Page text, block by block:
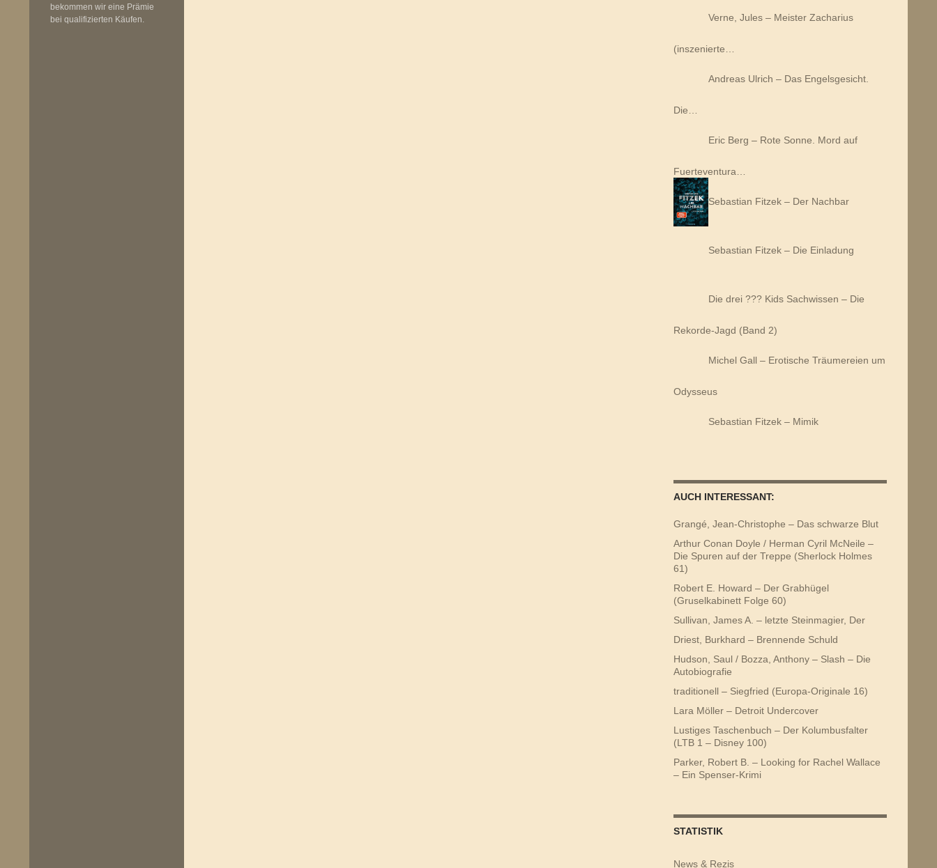
Verne, Jules – Meister Zacharius
(inszenierte…
Andreas Ulrich – Das Engelsgesicht.
Die…
Eric Berg – Rote Sonne. Mord auf
Fuerteventura…
Sebastian Fitzek – Der Nachbar
Sebastian Fitzek – Die Einladung
Die drei ??? Kids Sachwissen – Die
Rekorde-Jagd (Band 2)
Michel Gall – Erotische Träumereien um
Odysseus
Sebastian Fitzek – Mimik
AUCH INTERESSANT:
Grangé, Jean-Christophe – Das schwarze Blut
Arthur Conan Doyle / Herman Cyril McNeile –
Die Spuren auf der Treppe (Sherlock Holmes
61)
Robert E. Howard – Der Grabhügel
(Gruselkabinett Folge 60)
Sullivan, James A. – letzte Steinmagier, Der
Driest, Burkhard – Brennende Schuld
Hudson, Saul / Bozza, Anthony – Slash – Die
Autobiografie
traditionell – Siegfried (Europa-Originale 16)
Lara Möller – Detroit Undercover
Lustiges Taschenbuch – Der Kolumbusfalter
(LTB 1 – Disney 100)
Parker, Robert B. – Looking for Rachel Wallace
– Ein Spenser-Krimi
STATISTIK
News & Rezis
bekommen wir eine Prämie
bei qualifizierten Käufen.